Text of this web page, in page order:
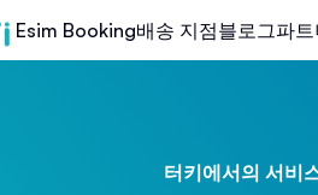
Esim Booking배송 지점블로그파
터키에서의 서비